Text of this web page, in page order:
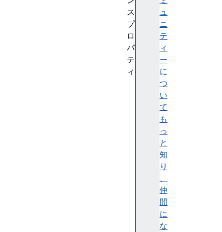
ュ
ニ
テ
ィ
ー
に
つ
い
て
も
っ
と
知
り
、
仲
間
に
な
ス
プ
ロ
パ
テ
ィ